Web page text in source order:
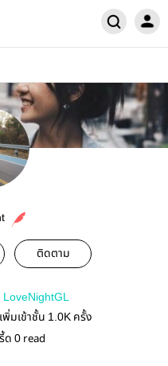
ติดตาม
LoveNightGL
เพิ่มเข้าชั้น 1.0K ครั้ง
รี้ด 0 read